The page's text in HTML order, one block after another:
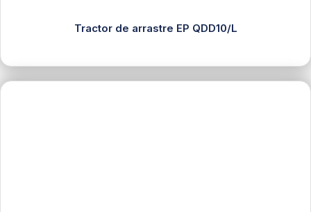
Tractor de arrastre EP QDD10/L